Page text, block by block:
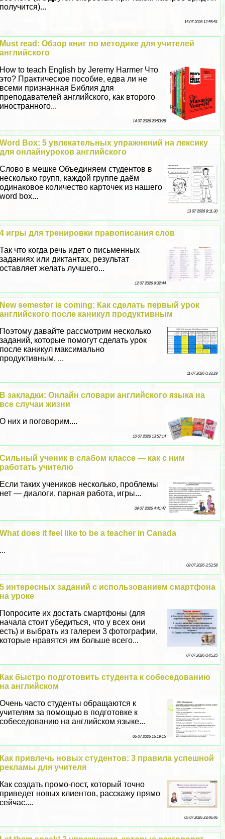
получится)...
15 07 2026 12:55:51
Must read: Обзор книг по методике для учителей
английского
How to teach English by Jeremy Harmer Что
это? Пpaктическое пособие, едва ли не
всеми признанная Библия для
преподавателей английского, как второго
иностранного...
14 07 2026 20:53:28
Word Box: 5 увлекательных упражнений на лексику
для онлайнуроков английского
Слово в мешке Объединяем студентов в
несколько групп, каждой группе даём
одинаковое количество карточек из нашего
word box...
13 07 2026 8:11:30
4 игры для тренировки правописания слов
Так что когда речь идет о письменных
заданиях или диктантах, результат
оставляет желать лучшего...
12 07 2026 9:32:44
New semester is coming: Как сделать первый урок
английского после каникул продуктивным
Поэтому давайте рассмотрим несколько
заданий, которые помогут сделать урок
после каникул максимально
продуктивным. ...
11 07 2026 0:33:29
В закладки: Онлайн словари английского языка на
все случаи жизни
О них и поговорим....
10 07 2026 13:57:14
Сильный ученик в слабом классе — как с ним
работать учителю
Если таких учеников несколько, проблемы
нет — диалоги, парная работа, игры...
09 07 2026 4:41:47
What does it feel like to be a teacher in Canada
...
08 07 2026 3:53:58
5 интересных заданий с использованием смартфона
на уроке
Попросите их достать смартфоны (для
начала стоит убедиться, что у всех они
есть) и выбрать из галереи 3 фотографии,
которые нравятся им больше всего...
07 07 2026 0:45:25
Как быстро подготовить студента к собеседованию
на английском
Очень часто студенты обращаются к
учителям за помощью в подготовке к
собеседованию на английском языке...
06 07 2026 16:19:15
Как привлечь новых студентов: 3 правила успешной
рекламы для учителя
Как создать промо-пост, который точно
приведет новых клиентов, расскажу прямо
сейчас....
05 07 2026 23:46:46